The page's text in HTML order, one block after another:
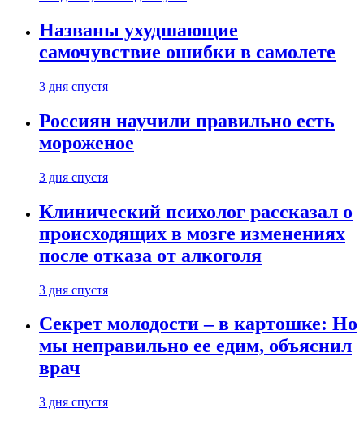
Названы ухудшающие
самочувствие ошибки в самолете
3 дня спустя
Россиян научили правильно есть
мороженое
3 дня спустя
Клинический психолог рассказал о
происходящих в мозге изменениях
после отказа от алкоголя
3 дня спустя
Секрет молодости – в картошке: Но
мы неправильно ее едим, объяснил
врач
3 дня спустя